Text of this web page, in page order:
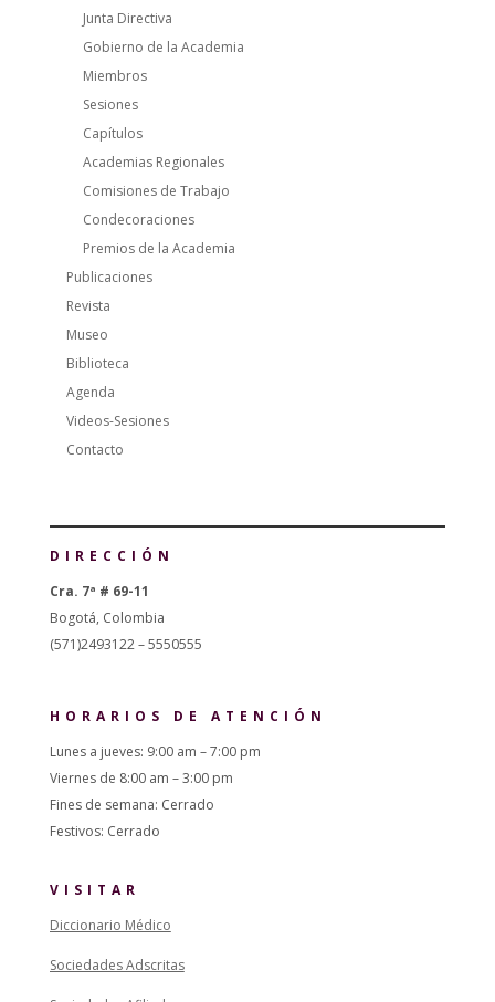
Junta Directiva
Gobierno de la Academia
Miembros
Sesiones
Capítulos
Academias Regionales
Comisiones de Trabajo
Condecoraciones
Premios de la Academia
Publicaciones
Revista
Museo
Biblioteca
Agenda
Videos-Sesiones
Contacto
DIRECCIÓN
Cra. 7ª # 69-11
Bogotá, Colombia
(571)2493122 – 5550555
HORARIOS DE ATENCIÓN
Lunes a jueves: 9:00 am – 7:00 pm
Viernes de 8:00 am – 3:00 pm
Fines de semana: Cerrado
Festivos: Cerrado
VISITAR
Diccionario Médico
Sociedades Adscritas